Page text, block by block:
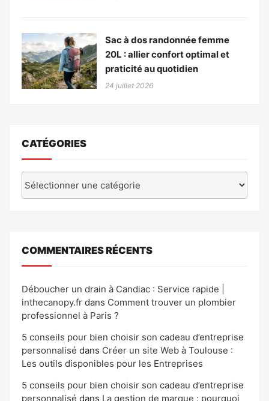
Sac à dos randonnée femme
20L : allier confort optimal et
praticité au quotidien
24 juillet 2026
CATÉGORIES
COMMENTAIRES RÉCENTS
Déboucher un drain à Candiac : Service rapide |
inthecanopy.fr dans Comment trouver un plombier
professionnel à Paris ?
5 conseils pour bien choisir son cadeau d’entreprise
personnalisé dans Créer un site Web à Toulouse :
Les outils disponibles pour les Entreprises
5 conseils pour bien choisir son cadeau d’entreprise
personnalisé dans La gestion de marque : pourquoi